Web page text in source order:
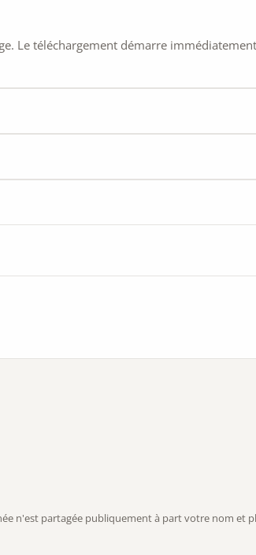
Le téléchargement démarre
n'est partagée publiquement à part votre nom et